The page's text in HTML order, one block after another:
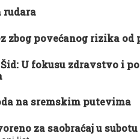
rudara
zbog povećanog rizika od
U fokusu zdravstvo i
na sremskim putevima
za saobraćaj u subotu